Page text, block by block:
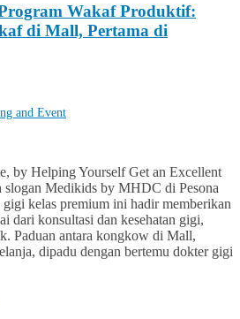
Wakaf Produktif:
di Mall, Pertama di
and Event
by Helping Yourself Get an Excellent
slogan Medikids by MHDC di Pesona
kelas premium ini hadir memberikan
dari konsultasi dan kesehatan gigi,
Paduan antara kongkow di Mall,
dipadu dengan bertemu dokter gigi